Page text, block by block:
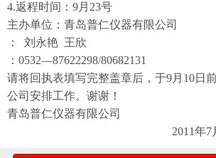
4.返程时间：9月23号
主办单位：青岛普仁仪器有限公司
： 刘永艳 王欣
：0532—87622298/80682131
请将回执表填写完整盖章后，于9月10日
公司安排工作。谢谢！
青岛普仁仪器有限公司
2011年7月15